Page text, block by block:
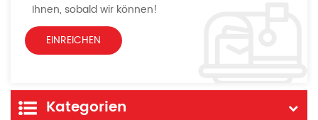
Ihnen, sobald wir können!
Kategorien